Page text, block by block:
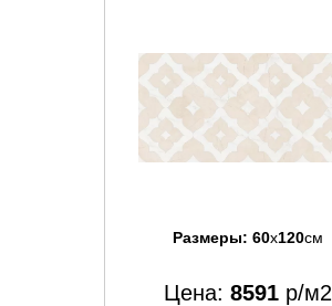
Размеры: 60x120см
Цена: 8591 р/м2